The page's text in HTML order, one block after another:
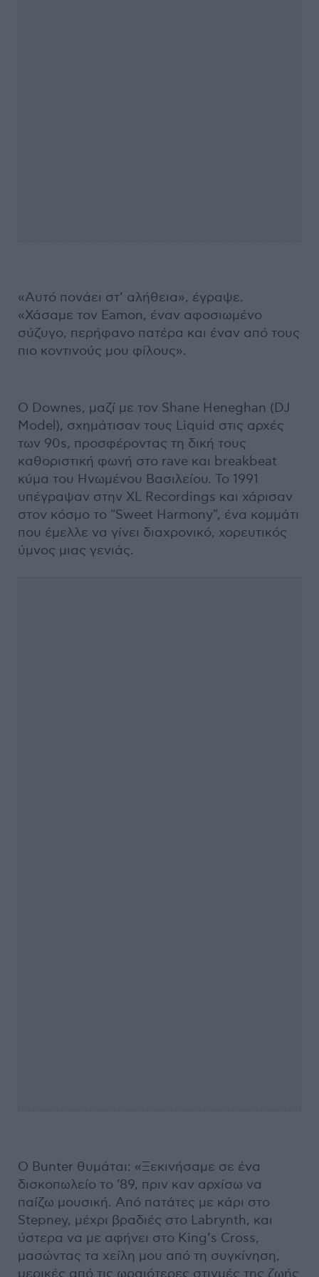
«Αυτό πονάει στ’ αλήθεια», έγραψε.
«Χάσαμε τον Eamon, έναν αφοσιωμένο
σύζυγο, περήφανο πατέρα και έναν από τους
πιο κοντινούς μου φίλους».
Ο Downes, μαζί με τον Shane Heneghan (DJ
Model), σχημάτισαν τους Liquid στις αρχές
των 90s, προσφέροντας τη δική τους
καθοριστική φωνή στο rave και breakbeat
κύμα του Ηνωμένου Βασιλείου. Το 1991
υπέγραψαν στην XL Recordings και χάρισαν
στον κόσμο το "Sweet Harmony", ένα κομμάτι
που έμελλε να γίνει διαχρονικό, χορευτικός
ύμνος μιας γενιάς.
Ο Bunter θυμάται: «Ξεκινήσαμε σε ένα
δισκοπωλείο το ’89, πριν καν αρχίσω να
παίζω μουσική. Από πατάτες με κάρι στο
Stepney, μέχρι βραδιές στο Labrynth, και
ύστερα να με αφήνει στο King’s Cross,
μασώντας τα χείλη μου από τη συγκίνηση,
μερικές από τις ωραιότερες στιγμές της ζωής